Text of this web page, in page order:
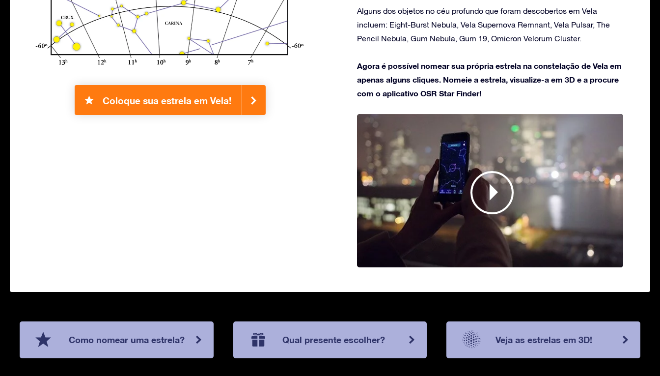
Coloque sua estrela em Vela!
Alguns dos objetos no céu profundo que foram descobertos em Vela
incluem: Eight-Burst Nebula, Vela Supernova Remnant, Vela Pulsar, The
Pencil Nebula, Gum Nebula, Gum 19, Omicron Velorum Cluster.
Agora é possível nomear sua própria estrela na constelação de Vela em
apenas alguns cliques. Nomeie a estrela, visualize-a em 3D e a procure
com o aplicativo OSR Star Finder!
Como nomear uma estrela? Qual presente escolher? Veja as estrelas em 3D!